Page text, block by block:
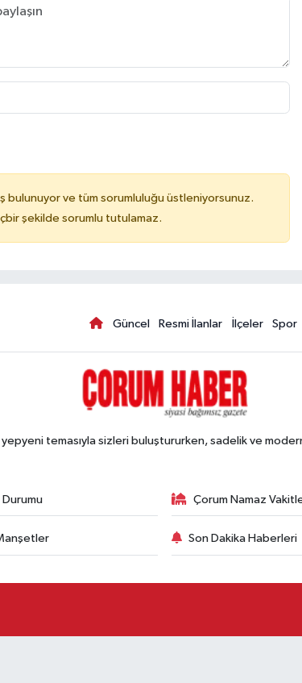
bulunuyor ve tüm sorumluluğu üstleniyorsunuz.
şekilde sorumlu tutulamaz.
Güncel Resmi İlanlar İlçeler Spor
temasıyla sizleri buluştururken, sadelik ve
Durumu Çorum Namaz
Son Dakika Haberleri